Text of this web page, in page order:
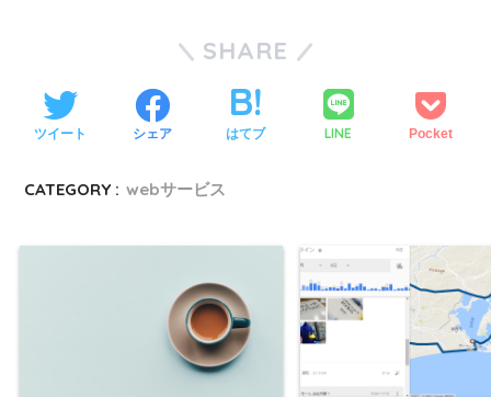
SHARE
ツイート シェア はてブ LINE Pocket
CATEGORY : webサービス